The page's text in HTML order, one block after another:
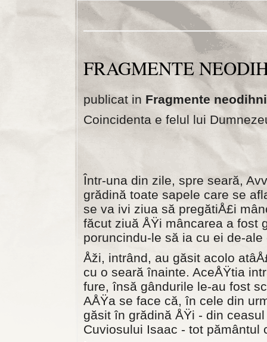
FRAGMENTE
publicat in Fragmente
Coincidenta e felul lui
Într-una din zile, spre seară,
grădină toate sapele care se
se va ivi ziua să pregătiÅ£i
făcut ziuă ÅŸi mâncarea a fost
poruncindu-le să ia cu ei de-
Åži, intrând, au găsit acolo
cu o seară înainte. AceÅŸtia
fure, însă gândurile le-au fost
AÅŸa se face că, în cele din
găsit în grădină ÅŸi - din
Cuviosului Isaac - tot pământul